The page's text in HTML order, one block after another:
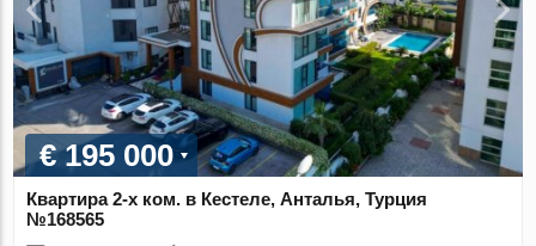
€ 195 000
Квартира 2-х ком. в Кестеле, Анталья, Турция
№168565